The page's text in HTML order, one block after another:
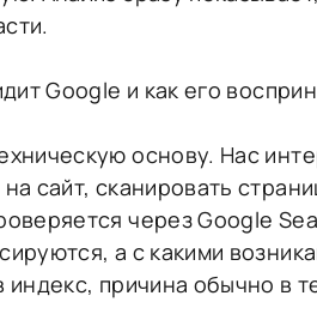
Google и как его
основу. Нас
сайт, сканировать
через Google
а с какими
индекс, причина обычно в